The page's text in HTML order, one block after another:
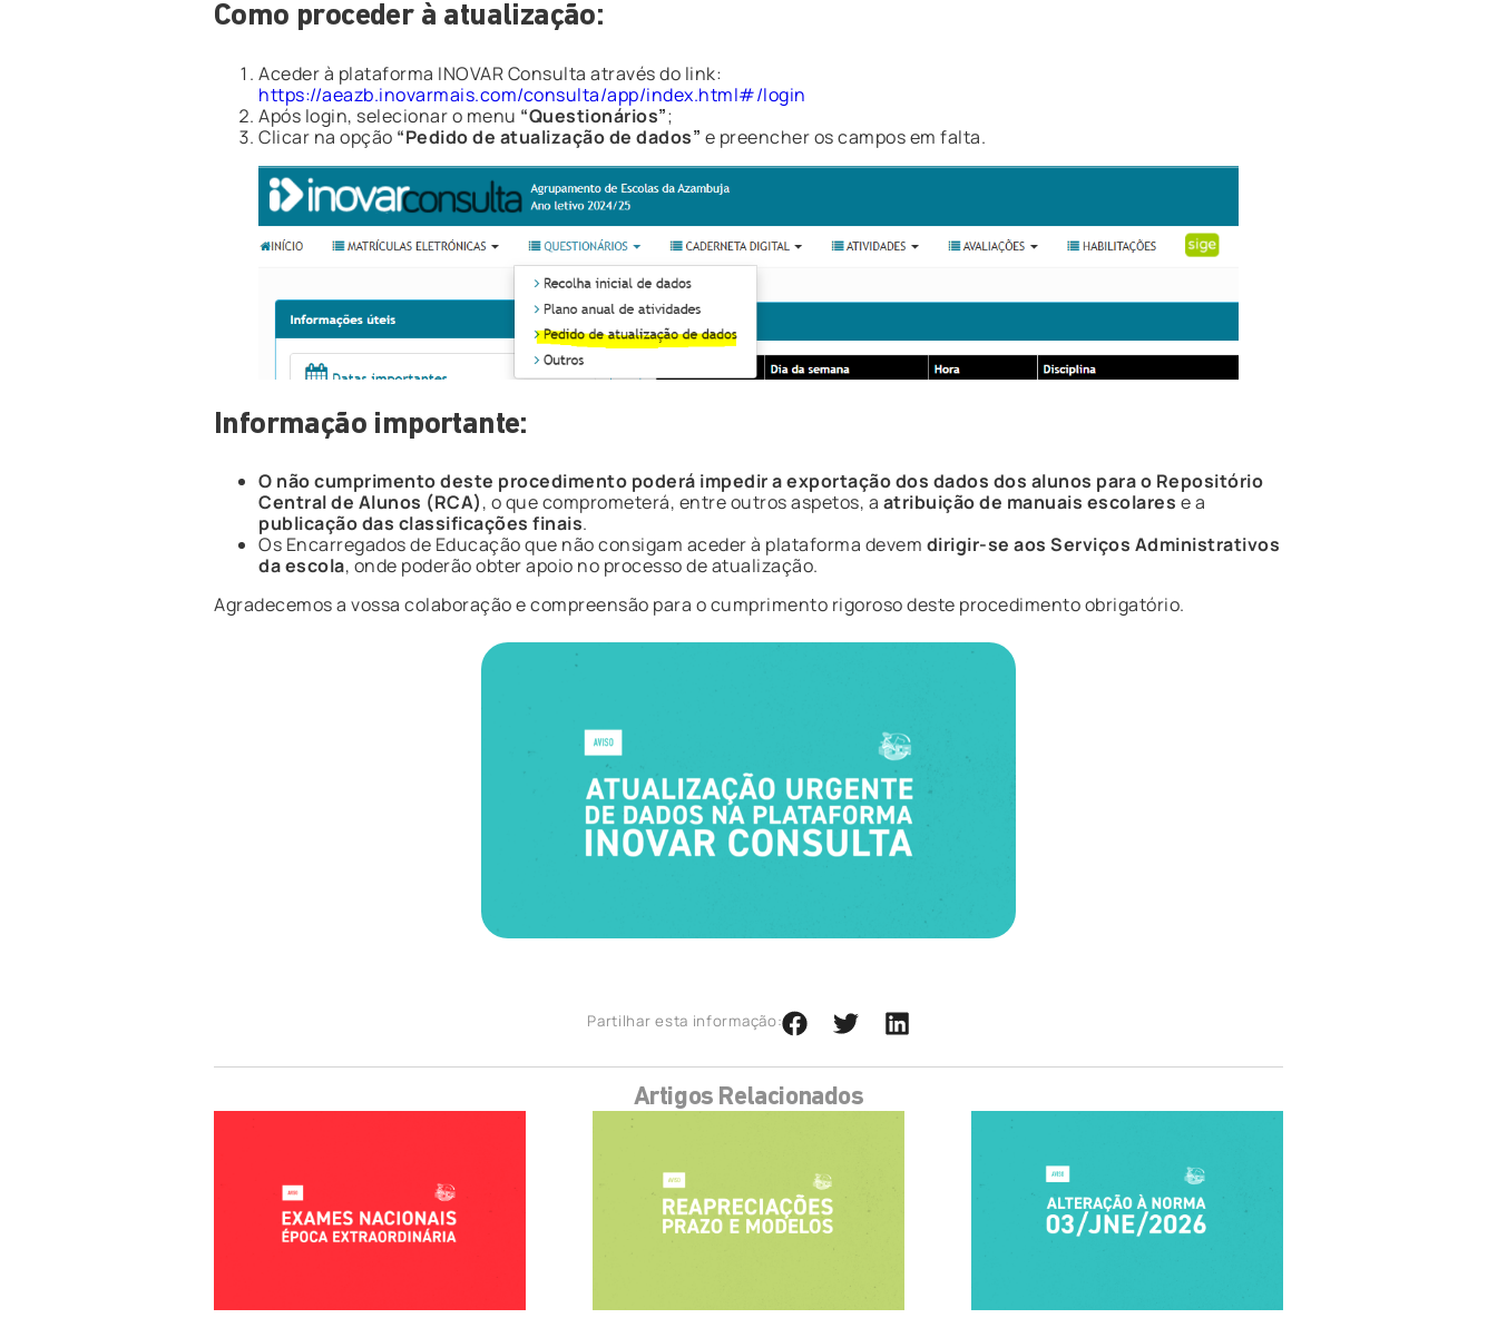
Como proceder à atualização:
Aceder à plataforma INOVAR Consulta através do link:
https://aeazb.inovarmais.com/consulta/app/index.html#/login
Após login, selecionar o menu “Questionários”;
Clicar na opção “Pedido de atualização de dados” e preencher os campos em falta.
Informação importante:
O não cumprimento deste procedimento poderá impedir a exportação dos dados dos alunos para o Repositório
Central de Alunos (RCA), o que comprometerá, entre outros aspetos, a atribuição de manuais escolares e a
publicação das classificações finais.
Os Encarregados de Educação que não consigam aceder à plataforma devem dirigir-se aos Serviços Administrativos
da escola, onde poderão obter apoio no processo de atualização.
Agradecemos a vossa colaboração e compreensão para o cumprimento rigoroso deste procedimento obrigatório.
Partilhar esta informação:
Artigos Relacionados